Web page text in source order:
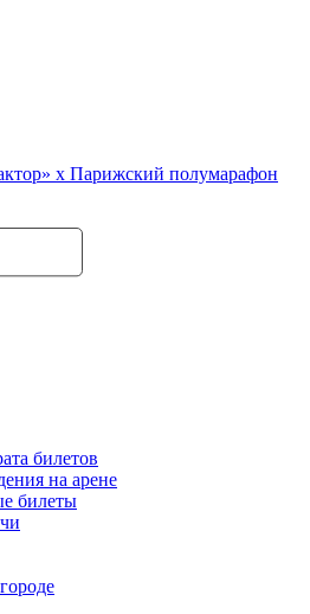
x Парижский полумарафон
билетов
на арене
билеты